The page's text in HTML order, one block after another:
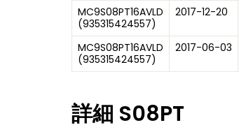
MC9S08PT16AVLD
(935315424557)
2017-12-20
MC9S08PT16AVLD
(935315424557)
2017-06-03
詳細 S08PT